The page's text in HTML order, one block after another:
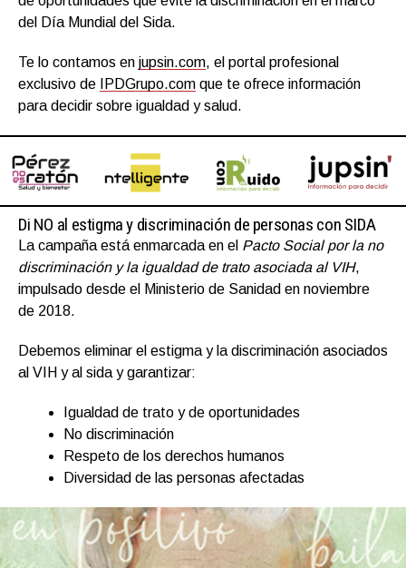
del Día Mundial del Sida.
Te lo contamos en jupsin.com, el portal profesional
exclusivo de
IPDGrupo.com que te ofrece información
para decidir sobre igualdad y salud.
Di NO al estigma y discriminación de personas con SIDA
La campaña está enmarcada en el Pacto Social por la no
discriminación y la igualdad de trato asociada al VIH,
impulsado desde el Ministerio de Sanidad en noviembre
de 2018.
Debemos eliminar el estigma y la discriminación asociados
al VIH y al sida y garantizar:
Igualdad de trato y de oportunidades
No discriminación
Respeto de los derechos humanos
Diversidad de las personas afectadas